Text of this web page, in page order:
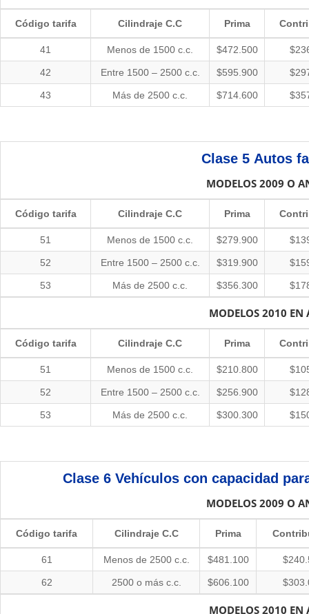
Código tarifa Cilindraje C.C Prima
41 Menos de 1500 c.c. $472.500
42 Entre 1500 – 2500 c.c. $595.900
43 Más de 2500 c.c. $714.600
Clase 5 Autos
MODELOS 2009 O
Código tarifa Cilindraje C.C Prima
51 Menos de 1500 c.c. $279.900
52 Entre 1500 – 2500 c.c. $319.900
53 Más de 2500 c.c. $356.300
MODELOS 2010 EN
Código tarifa Cilindraje C.C Prima
51 Menos de 1500 c.c. $210.800
52 Entre 1500 – 2500 c.c. $256.900
53 Más de 2500 c.c. $300.300
Clase 6 Vehículos con capacidad
MODELOS 2009 O
Código tarifa Cilindraje C.C Prima
61 Menos de 2500 c.c. $481.100
62 2500 o más c.c. $606.100
MODELOS 2010 EN